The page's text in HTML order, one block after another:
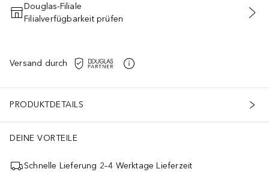
IN DEN WARENKORB
Douglas-Filiale
Filialverfügbarkeit prüfen
Versand durch
PRODUKTDETAILS
DEINE VORTEILE
Schnelle Lieferung 2–4 Werktage Lieferzeit